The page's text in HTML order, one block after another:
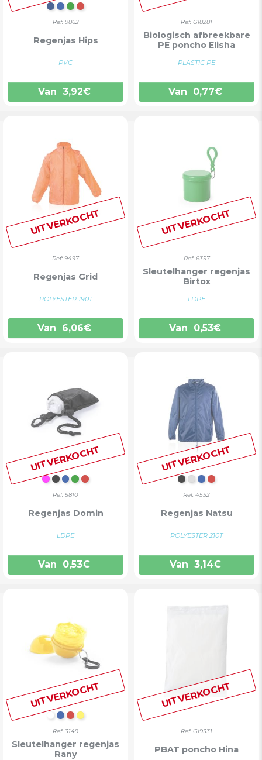
MARINEBLAUW
BLAUW
GROEN
ROOD
Ref: 9862
Regenjas Hips
PVC
Van 3,92€
Ref: GI8281
Biologisch afbreekbare
PE poncho Elisha
PLASTIC PE
Van 0,77€
UITVERKOCHT
Ref: 9497
Regenjas Grid
POLYESTER 190T
Van 6,06€
UITVERKOCHT
Ref: 6357
Sleutelhanger regenjas
Birtox
LDPE
Van 0,53€
UITVERKOCHT
FUCHSIA
ZWART
BLAUW
GROEN
ROOD
Ref: 5810
Regenjas Domin
LDPE
Van 0,53€
UITVERKOCHT
ZWART
ZILVER
BLAUW
ROOD
Ref: 4552
Regenjas Natsu
POLYESTER 210T
Van 3,14€
UITVERKOCHT
WITBLAUW
ROOD
GEEL
Ref: 3149
Sleutelhanger regenjas
Rany
UITVERKOCHT
Ref: GI9331
PBAT poncho Hina